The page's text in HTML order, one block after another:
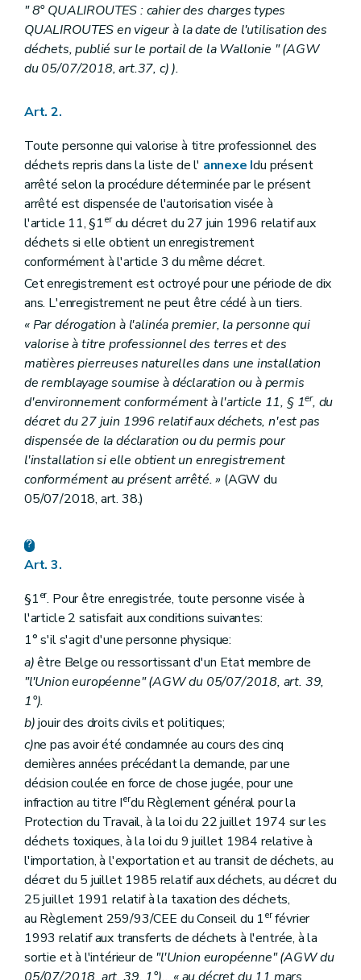
" 8° QUALIROUTES : cahier des charges types
QUALIROUTES en vigeur à la date de l'utilisation des
déchets, publié sur le portail de la Wallonie " (AGW
du 05/07/2018, art.37, c) ).
Art. 2.
Toute personne qui valorise à titre professionnel des
déchets repris dans la liste de l' annexe Idu présent
arrêté selon la procédure déterminée par le présent
arrêté est dispensée de l'autorisation visée à
l'article 11, §1erdu décret du 27 juin 1996 relatif aux
déchets si elle obtient un enregistrement
conformément à l'article 3 du même décret.
Cet enregistrement est octroyé pour une période de dix
ans. L'enregistrement ne peut être cédé à un tiers.
« Par dérogation à l'alinéa premier, la personne qui
valorise à titre professionnel des terres et des
matières pierreuses naturelles dans une installation
de remblayage soumise à déclaration ou à permis
d'environnement conformément à l'article 11, § 1er, du
décret du 27 juin 1996 relatif aux déchets, n'est pas
dispensée de la déclaration ou du permis pour
l'installation si elle obtient un enregistrement
conformément au présent arrêté. » (AGW du
05/07/2018, art. 38.)
Art. 3.
§1er. Pour être enregistrée, toute personne visée à
l'article 2 satisfait aux conditions suivantes:
1° s'il s'agit d'une personne physique:
a)être Belge ou ressortissant d'un Etat membre de
"l'Union européenne" (AGW du 05/07/2018, art. 39,
1°).
b)jouir des droits civils et politiques;
c)ne pas avoir été condamnée au cours des cinq
dernières années précédant la demande, par une
décision coulée en force de chose jugée, pour une
infraction au titre Ierdu Règlement général pour la
Protection du Travail, à la loi du 22 juillet 1974 sur les
déchets toxiques, à la loi du 9 juillet 1984 relative à
l'importation, à l'exportation et au transit de déchets, au
décret du 5 juillet 1985 relatif aux déchets, au décret du
25 juillet 1991 relatif à la taxation des déchets,
au Règlement 259/93/CEE du Conseil du 1erfévrier
1993 relatif aux transferts de déchets à l'entrée, à la
sortie et à l'intérieur de "l'Union européenne" (AGW du